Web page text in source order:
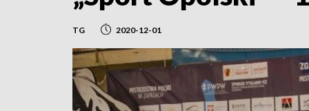
TG 2020-12-01